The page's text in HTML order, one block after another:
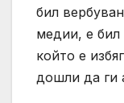
бил
медии, е
който е
дошли да ги